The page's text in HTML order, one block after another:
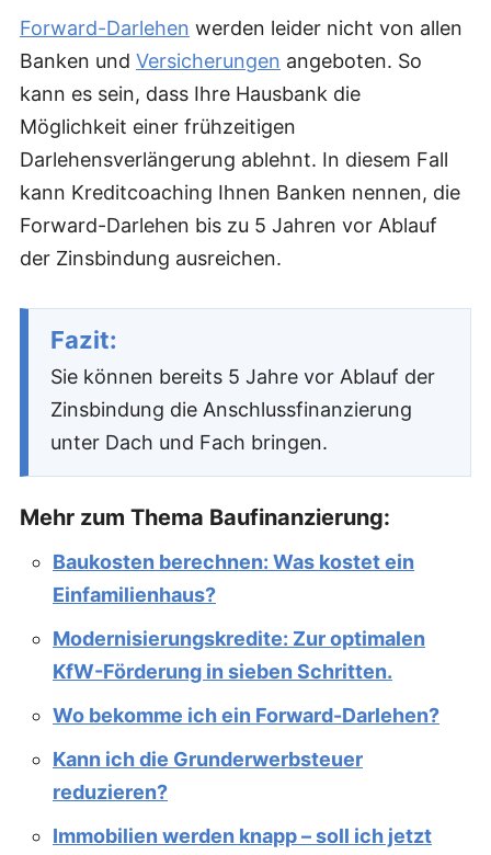
Forward-Darlehen werden leider nicht von allen
Banken und Versicherungen angeboten. So
kann es sein, dass Ihre Hausbank die
Möglichkeit einer frühzeitigen
Darlehensverlängerung ablehnt. In diesem Fall
kann Kreditcoaching Ihnen Banken nennen, die
Forward-Darlehen bis zu 5 Jahren vor Ablauf
der Zinsbindung ausreichen.
Fazit:
Sie können bereits 5 Jahre vor Ablauf der
Zinsbindung die Anschlussfinanzierung
unter Dach und Fach bringen.
Mehr zum Thema Baufinanzierung:
Baukosten berechnen: Was kostet ein
Einfamilienhaus?
Modernisierungskredite: Zur optimalen
KfW-Förderung in sieben Schritten.
Wo bekomme ich ein Forward-Darlehen?
Kann ich die Grunderwerbsteuer
reduzieren?
Immobilien werden knapp – soll ich jetzt